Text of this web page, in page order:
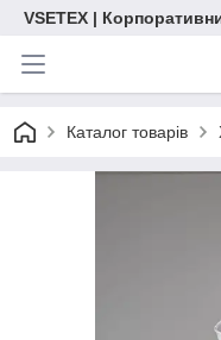
VSETEX |
Каталог товарів